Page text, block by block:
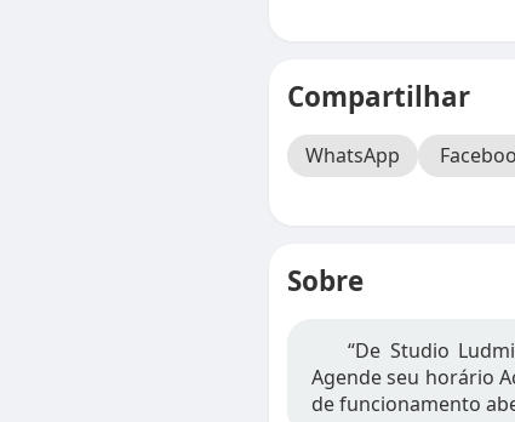
Compartilhar
WhatsApp
Sobre
“De Studio
Agende seu horário
de funcionamento